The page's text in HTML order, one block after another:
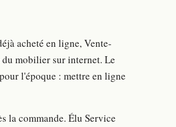
acheté en ligne, Vente-
mobilier sur internet. Le
l'époque : mettre en ligne
la commande. Élu Service